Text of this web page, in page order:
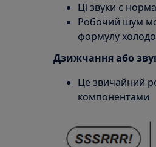
Ці звуки є
Робочий шум
формулу
Дзижчання або
Це звичайний
компонентами